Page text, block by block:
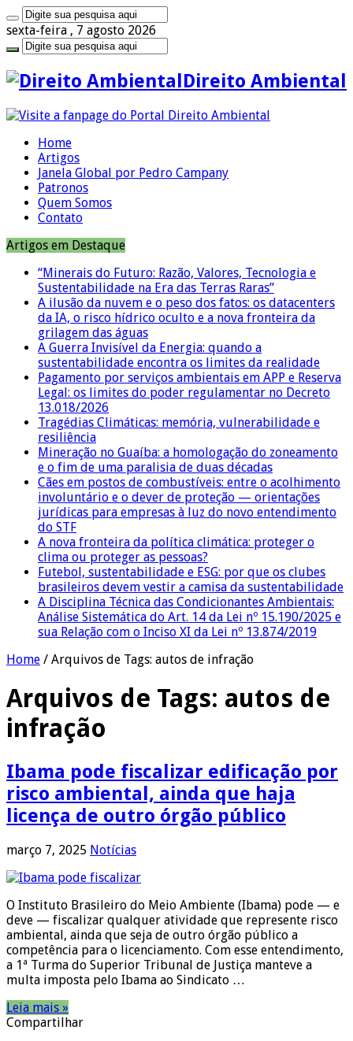
sexta-feira , 7 agosto 2026
Direito Ambiental
Home
Artigos
Janela Global por Pedro Campany
Patronos
Quem Somos
Contato
Artigos em Destaque
“Minerais do Futuro: Razão, Valores, Tecnologia e
Sustentabilidade na Era das Terras Raras”
A ilusão da nuvem e o peso dos fatos: os datacenters
da IA, o risco hídrico oculto e a nova fronteira da
grilagem das águas
A Guerra Invisível da Energia: quando a
sustentabilidade encontra os limites da realidade
Pagamento por serviços ambientais em APP e Reserva
Legal: os limites do poder regulamentar no Decreto
13.018/2026
Tragédias Climáticas: memória, vulnerabilidade e
resiliência
Mineração no Guaíba: a homologação do zoneamento
e o fim de uma paralisia de duas décadas
Cães em postos de combustíveis: entre o acolhimento
involuntário e o dever de proteção — orientações
jurídicas para empresas à luz do novo entendimento
do STF
A nova fronteira da política climática: proteger o
clima ou proteger as pessoas?
Futebol, sustentabilidade e ESG: por que os clubes
brasileiros devem vestir a camisa da sustentabilidade
A Disciplina Técnica das Condicionantes Ambientais:
Análise Sistemática do Art. 14 da Lei nº 15.190/2025 e
sua Relação com o Inciso XI da Lei nº 13.874/2019
Home / Arquivos de Tags: autos de infração
Arquivos de Tags: autos de
infração
Ibama pode fiscalizar edificação por
risco ambiental, ainda que haja
licença de outro órgão público
março 7, 2025 Notícias
O Instituto Brasileiro do Meio Ambiente (Ibama) pode — e
deve — fiscalizar qualquer atividade que represente risco
ambiental, ainda que seja de outro órgão público a
competência para o licenciamento. Com esse entendimento,
a 1ª Turma do Superior Tribunal de Justiça manteve a
multa imposta pelo Ibama ao Sindicato …
Leia mais »
Compartilhar